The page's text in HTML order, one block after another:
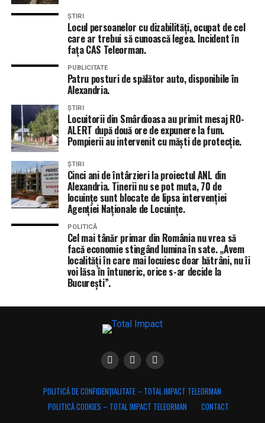
ȘTIRI
Locul persoanelor cu dizabilități, ocupat de cel
care ar trebui să cunoască legea. Incident în
fața CAS Teleorman.
PUBLICITATE
Patru posturi de spălător auto, disponibile în
Alexandria.
ȘTIRI
Locuitorii din Smârdioasa au primit mesaj RO-
ALERT după două ore de expunere la fum.
Pompierii au intervenit cu măști de protecție.
ȘTIRI
Cinci ani de întârzieri la proiectul ANL din
Alexandria. Tinerii nu se pot muta, 70 de
locuințe sunt blocate de lipsa intervenției
Agenției Naționale de Locuințe.
POLITICĂ
Cel mai tânăr primar din România nu vrea să
facă economie stingând lumina în sate. „Avem
localități în care mai locuiesc doar bătrâni, nu îi
voi lăsa în întuneric, orice s-ar decide la
București”.
POLITICĂ DE CONFIDENȚIALITATE – TOTAL IMPACT TELEORMAN
POLITICĂ COOKIES – TOTAL IMPACT TELEORMAN
CONTACT